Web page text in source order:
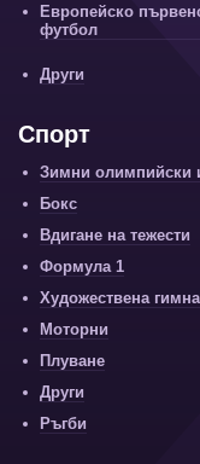
Европейско
футбол
Други
Спорт
Зимни олимпийски
Бокс
Вдигане на тежести
Формула 1
Художествена
Моторни
Плуване
Други
Ръгби